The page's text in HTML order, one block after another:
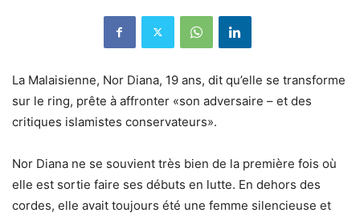
La Malaisienne, Nor Diana, 19 ans, dit qu’elle se transforme
sur le ring, prête à affronter «son adversaire – et des
critiques islamistes conservateurs».
Nor Diana ne se souvient très bien de la première fois où
elle est sortie faire ses débuts en lutte. En dehors des
cordes, elle avait toujours été une femme silencieuse et